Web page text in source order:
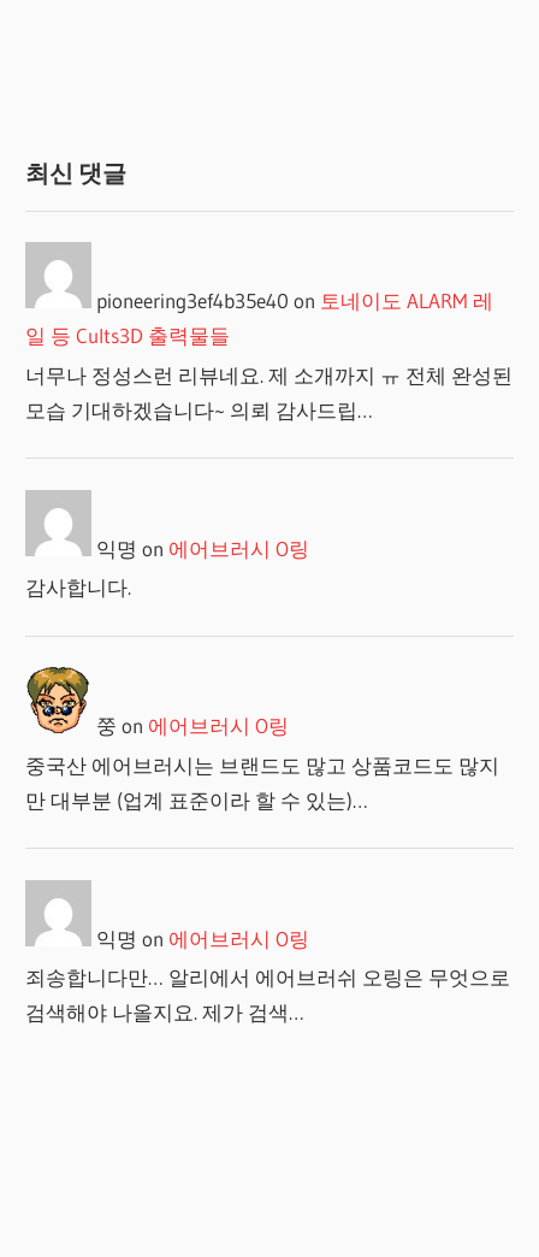
최신 댓글
pioneering3ef4b35e40 on 토네이도 ALARM 레
일 등 Cults3D 출력물들
너무나 정성스런 리뷰네요. 제 소개까지 ㅠ 전체 완성된
모습 기대하겠습니다~ 의뢰 감사드립…
익명 on 에어브러시 O링
감사합니다.
쭝 on 에어브러시 O링
중국산 에어브러시는 브랜드도 많고 상품코드도 많지
만 대부분 (업계 표준이라 할 수 있는)…
익명 on 에어브러시 O링
죄송합니다만… 알리에서 에어브러쉬 오링은 무엇으로
검색해야 나올지요. 제가 검색…